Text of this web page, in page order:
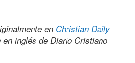
en Christian Daily
en inglés de Diario Cristiano